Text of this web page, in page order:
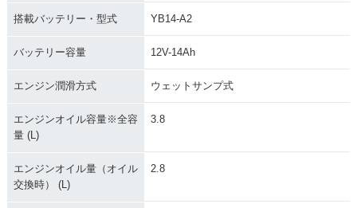
搭載バッテリー・型式 YB14-A2
バッテリー容量 12V-14Ah
エンジン潤滑方式 ウェットサンプ式
エンジンオイル容量※全容
量 (L)
3.8
エンジンオイル量（オイル
交換時） (L)
2.8